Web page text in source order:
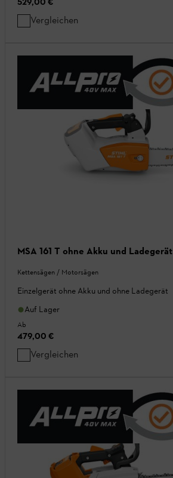
529,00 €
Vergleichen
MSA 161 T ohne Akku und Ladegerät
Kettensägen / Motorsägen
Einzelgerät ohne Akku und ohne Ladegerät
Auf Lager
Ab
479,00 €
Vergleichen